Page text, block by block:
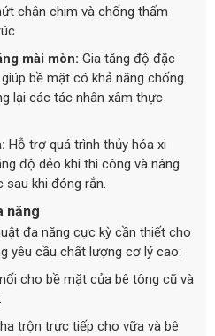
chân chim và chống thấm
mài mòn: Gia tăng độ đặc
bề mặt có khả năng chống
lại các tác nhân xâm thực
Hỗ trợ quá trình thủy hóa xi
độ dẻo khi thi công và nâng
khi đóng rắn.
năng
đa năng cực kỳ cần thiết cho
yêu cầu chất lượng cơ lý cao:
cho bề mặt của bê tông cũ và
trộn trực tiếp cho vữa và bê